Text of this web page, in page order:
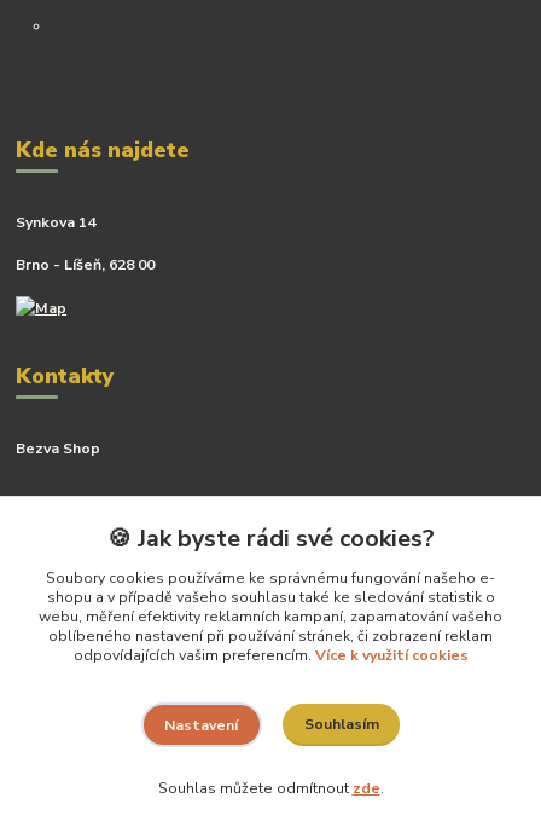
Kde nás najdete
Synkova 14
Brno - Líšeň, 628 00
Kontakty
Bezva Shop
+420 799 506 742
(Po-Pá, 8-16 hod.)
katerina@bezva.shop
Vytvořeno na
Eshop-rychle.cz
🍪 Jak byste rádi své cookies?
Soubory cookies používáme ke správnému fungování našeho e-
shopu a v případě vašeho souhlasu také ke sledování statistik o
webu, měření efektivity reklamních kampaní, zapamatování vašeho
oblíbeného nastavení při používání stránek, či zobrazení reklam
odpovídajících vašim preferencím. Více k využití cookies
Nastavení Souhlasím
Souhlas můžete odmítnout zde.